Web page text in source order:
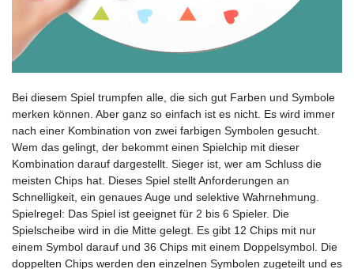
Bei diesem Spiel trumpfen alle, die sich gut Farben und Symbole
merken können. Aber ganz so einfach ist es nicht. Es wird immer
nach einer Kombination von zwei farbigen Symbolen gesucht.
Wem das gelingt, der bekommt einen Spielchip mit dieser
Kombination darauf dargestellt. Sieger ist, wer am Schluss die
meisten Chips hat. Dieses Spiel stellt Anforderungen an
Schnelligkeit, ein genaues Auge und selektive Wahrnehmung.
Spielregel: Das Spiel ist geeignet für 2 bis 6 Spieler. Die
Spielscheibe wird in die Mitte gelegt. Es gibt 12 Chips mit nur
einem Symbol darauf und 36 Chips mit einem Doppelsymbol. Die
doppelten Chips werden den einzelnen Symbolen zugeteilt und es